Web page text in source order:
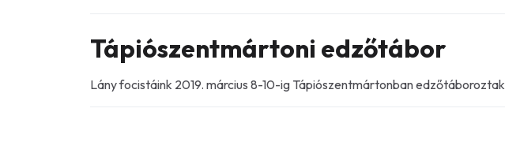
Tápiószentmártoni edzőtábor
Lány focistáink 2019. március 8-10-ig Tápiószentmártonban edzőtáboroztak